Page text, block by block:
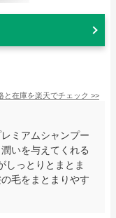
と在庫を楽天でチェック >>
ミアムシャンプー
いを与えてくれる
しっとりとまとま
毛をまとまりやす